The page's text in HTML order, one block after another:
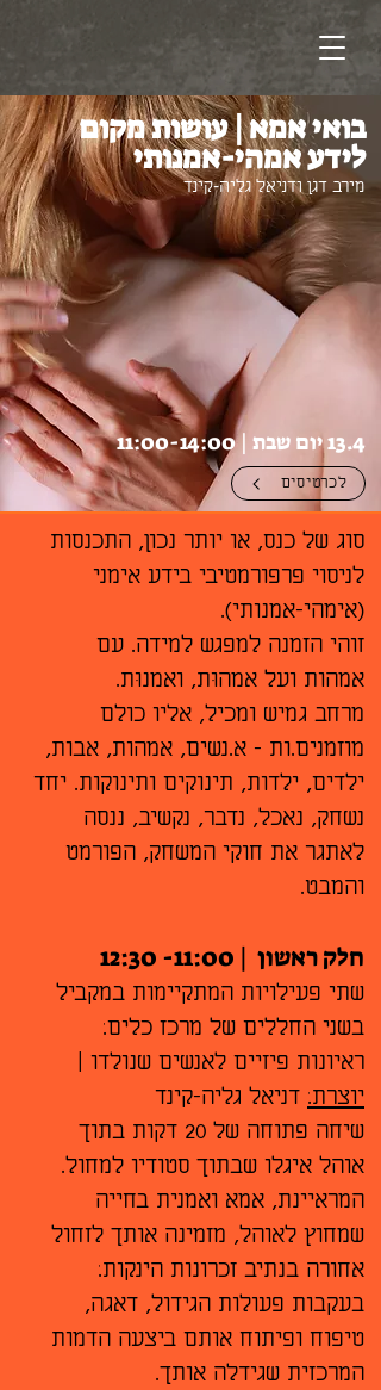
בואי אמא | עושות מקום
לידע אמהי-אמנותי
מירב דגן ודניאל גליה-קינד
13.4 יום שבת | 11:00-14:00
לכרטיסים
סוג של כנס, או יותר נכון, התכנסות
לניסוי פרפורמטיבי בידע אימני
(אימהי-אמנותי).
זוהי הזמנה למפגש למידה. עם
אמהוֺת ועל אמהוּת, ואמנוּת.
מרחב גמיש ומכיל, אליו כולם
מוזמנים.ות - א.נשים, אמהות, אבות,
ילדים, ילדות, תינוקים ותינוקות. יחד
נשחק, נאכל, נדבר, נקשיב, ננסה
לאתגר את חוקי המשחק, הפורמט
והמבט.
חלק ראשון | 11:00- 12:30
שתי פעילויות המתקיימות במקביל
בשני החללים של מרכז כלים:
ראיונות פיזיים לאנשים שנולדו |
יוצרת: דניאל גליה-קינד
שיחה פתוחה של 20 דקות בתוך
אוהל איגלו שבתוך סטודיו למחול.
המראיינת, אמא ואמנית בחייה
שמחוץ לאוהל, מזמינה אותך לזחול
אחורה בנתיב זכרונות הינקות:
בעקבות פעולות הגידול, דאגה,
טיפוח ופיתוח אותם ביצעה הדמות
המרכזית שגידלה אותך.